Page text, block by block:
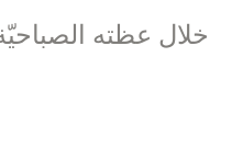
خلال عظته